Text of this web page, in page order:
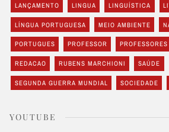
LANÇAMENTO LINGUA LINGUÍSTICA
LÍNGUA PORTUGUESA MEIO AMBIENTE
PORTUGUES PROFESSOR PROFESSORES
REDACAO RUBENS MARCHIONI SAÚDE
SEGUNDA GUERRA MUNDIAL SOCIEDADE
YOUTUBE